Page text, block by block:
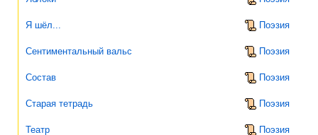
Я шёл... Поэзия
Сентиментальный вальс Поэзия
Состав Поэзия
Старая тетрадь Поэзия
Театр Поэзия